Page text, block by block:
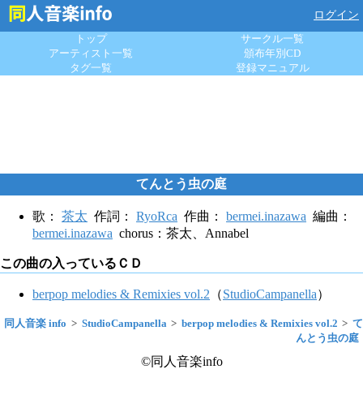
ログイン
トップ
サークル一覧
アーティスト一覧
頒布年別CD
タグ一覧
登録マニュアル
てんとう虫の庭
歌： 茶太 作詞： RyoRca 作曲： bermei.inazawa 編曲：
bermei.inazawa chorus：茶太、Annabel
この曲の入っているＣＤ
berpop melodies & Remixies vol.2 （StudioCampanella）
同人音楽 info StudioCampanella berpop melodies & Remixies vol.2
て
んとう虫の庭
©同人音楽info